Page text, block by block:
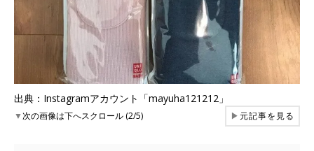
出典：Instagramアカウント「mayuha121212」
▼次の画像は下へスクロール (2/5) ▶元記事を見る